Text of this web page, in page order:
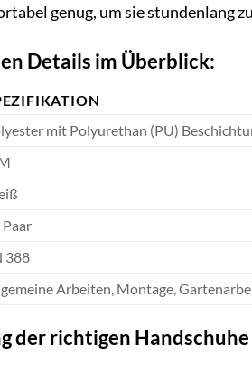
genug, um sie stundenlang
Details im Überblick:
mit Polyurethan (PU)
Paar
388
Arbeiten, Montage,
der richtigen